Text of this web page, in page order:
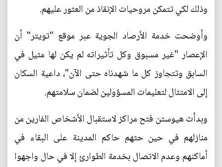
وذلك لكي تتمكن مروحيات الإنقاذ من العثور عليهم.
وأوضحت خدمة الأرصاد الجوية عبر موقع "تويتر" أن
الإعصار "غير مسبوق وكل تأثيراته لم يكن لها مثيل في
السابق وتتجاوز كل ما شهدناه حتى الآن"، داعية السكان
إلى الامتثال لتعليمات المسؤولين لضمان سلامتهم.
وبدأت هيوستن فتح مراكز لاستقبال الأشخاص الفارين من
منازلهم في حين حثهم حاكم المدينة على البقاء في
أماكنهم وعدم الاتصال بخدمة الطوارئ إلا في حال واجهوا